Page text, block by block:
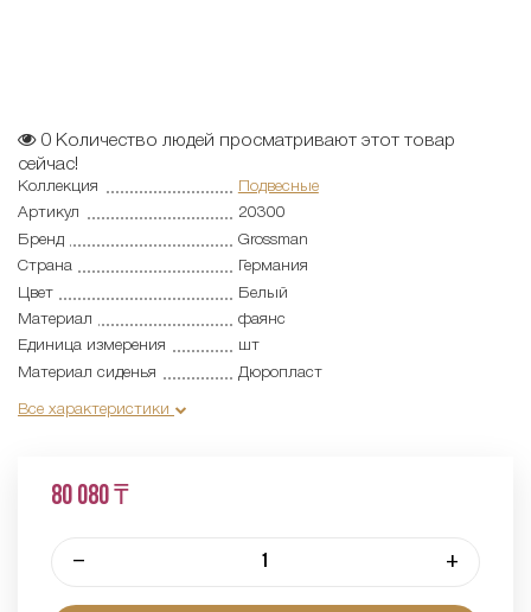
0 Количество людей просматривают этот товар
сейчас!
Коллекция
Подвесные
Артикул
20300
Бренд
Grossman
Страна
Германия
Цвет
Белый
Материал
фаянс
Единица измерения
шт
Материал сиденья
Дюропласт
Все характеристики
80 080 ₸
– +